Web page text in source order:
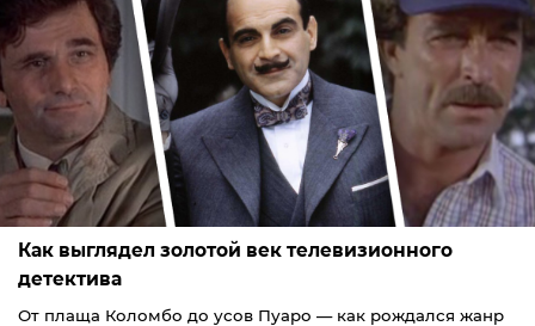
Как выглядел золотой век телевизионного
детектива
От плаща Коломбо до усов Пуаро — как рождался жанр